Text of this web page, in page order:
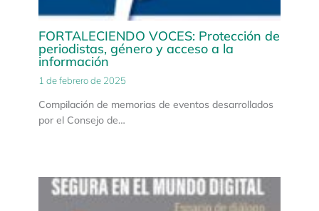
FORTALECIENDO VOCES: Protección de
periodistas, género y acceso a la
información
1 de febrero de 2025
Compilación de memorias de eventos desarrollados
por el Consejo de…